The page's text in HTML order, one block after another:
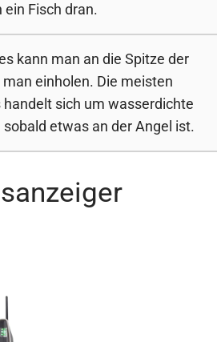
Fisch dran.
kann man an die Spitze der
einholen. Die meisten
sich um wasserdichte
etwas an der Angel ist.